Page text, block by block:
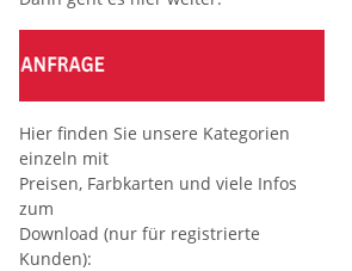
Hier finden Sie unsere Kategorien
einzeln mit
Preisen, Farbkarten und viele Infos
zum
Download (nur für registrierte
Kunden):